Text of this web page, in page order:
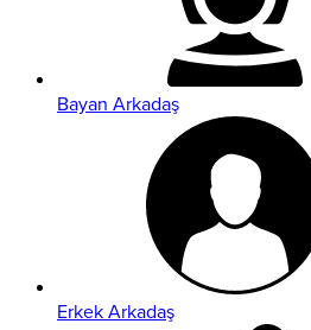
Bayan Arkadaş
Erkek Arkadaş